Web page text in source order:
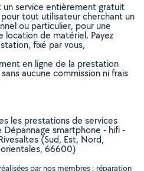
un service entièrement gratuit
tout utilisateur cherchant un
ou particulier, pour une
location de matériel. Payez
fixé par vous,
en ligne de la prestation
aucune commission ni frais
les prestations de services
smartphone - hifi -
(Sud, Est, Nord,
66600)
par nos membres : réparation